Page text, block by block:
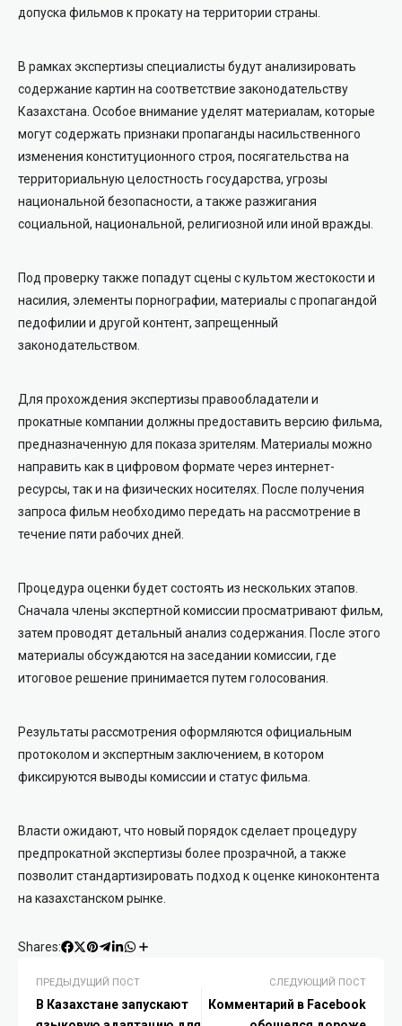
допуска фильмов к прокату на территории страны.
В рамках экспертизы специалисты будут анализировать
содержание картин на соответствие законодательству
Казахстана. Особое внимание уделят материалам, которые
могут содержать признаки пропаганды насильственного
изменения конституционного строя, посягательства на
территориальную целостность государства, угрозы
национальной безопасности, а также разжигания
социальной, национальной, религиозной или иной вражды.
Под проверку также попадут сцены с культом жестокости и
насилия, элементы порнографии, материалы с пропагандой
педофилии и другой контент, запрещенный
законодательством.
Для прохождения экспертизы правообладатели и
прокатные компании должны предоставить версию фильма,
предназначенную для показа зрителям. Материалы можно
направить как в цифровом формате через интернет-
ресурсы, так и на физических носителях. После получения
запроса фильм необходимо передать на рассмотрение в
течение пяти рабочих дней.
Процедура оценки будет состоять из нескольких этапов.
Сначала члены экспертной комиссии просматривают фильм,
затем проводят детальный анализ содержания. После этого
материалы обсуждаются на заседании комиссии, где
итоговое решение принимается путем голосования.
Результаты рассмотрения оформляются официальным
протоколом и экспертным заключением, в котором
фиксируются выводы комиссии и статус фильма.
Власти ожидают, что новый порядок сделает процедуру
предпрокатной экспертизы более прозрачной, а также
позволит стандартизировать подход к оценке киноконтента
на казахстанском рынке.
Shares:
ПРЕДЫДУЩИЙ ПОСТ
В Казахстане запускают
СЛЕДУЮЩИЙ ПОСТ
Комментарий в Facebook